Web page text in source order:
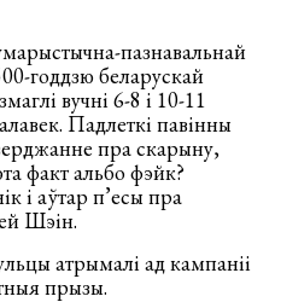
пазнавальнай
годдзю беларускай
вучні 6-8 і 10-11
Падлеткі павінны
пра скарыну,
факт альбо фэйк?
і аўтар п’есы пра
Шэін.
атрымалі ад кампаніі
прызы.